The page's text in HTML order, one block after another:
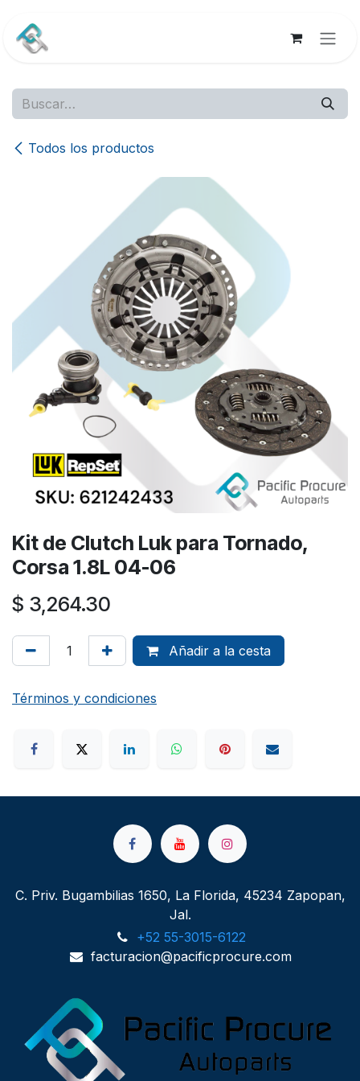
Todos los productos
Kit de Clutch Luk para Tornado,
Corsa 1.8L 04-06
$ 3,264.30
Añadir a la cesta
Términos y condiciones
C. Priv. Bugambilias 1650, La Florida, 45234 Zapopan,
Jal.
+52 55-3015-6122
facturacion@pacificprocure.com